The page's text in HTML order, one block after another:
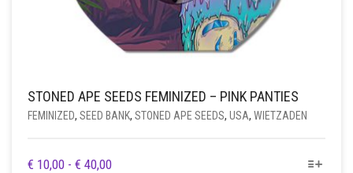
STONED APE SEEDS FEMINIZED – PINK PANTIES
FEMINIZED, SEED BANK, STONED APE SEEDS, USA, WIETZADEN
€ 10,00 - € 40,00PRIJSKLASSE:
DIT